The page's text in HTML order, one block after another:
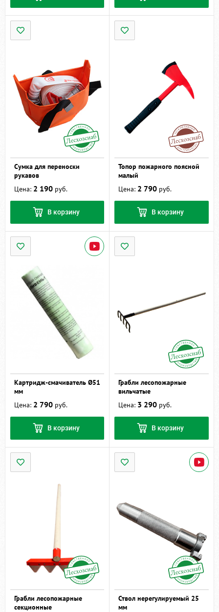
Сумка для переноски
рукавов
Цена: 2 190 руб.
В корзину
Топор пожарного поясной
малый
Цена: 2 790 руб.
В корзину
Картридж-смачиватель Ø51
мм
Цена: 2 790 руб.
В корзину
Грабли лесопожарные
вильчатые
Цена: 3 290 руб.
В корзину
Грабли лесопожарные
секционные
Ствол нерегулируемый 25
мм